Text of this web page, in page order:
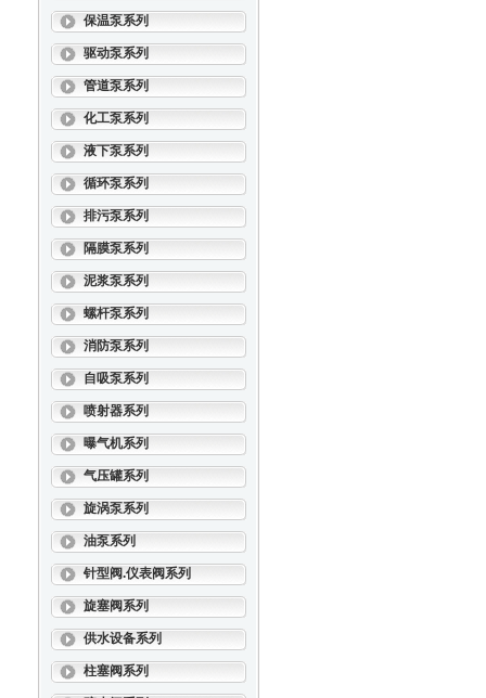
保温泵系列
驱动泵系列
管道泵系列
化工泵系列
液下泵系列
循环泵系列
排污泵系列
隔膜泵系列
泥浆泵系列
螺杆泵系列
消防泵系列
自吸泵系列
喷射器系列
曝气机系列
气压罐系列
旋涡泵系列
油泵系列
针型阀.仪表阀系列
旋塞阀系列
供水设备系列
柱塞阀系列